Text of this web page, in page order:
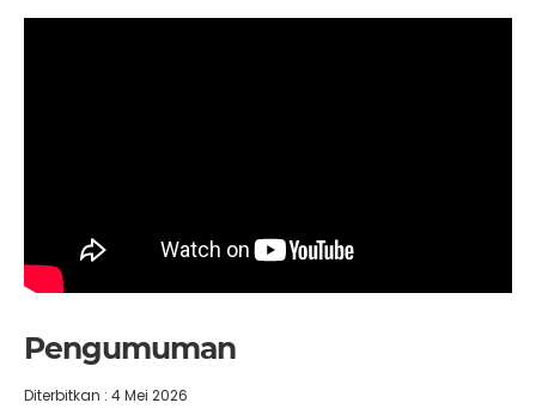
Pengumuman
Diterbitkan : 4 Mei 2026